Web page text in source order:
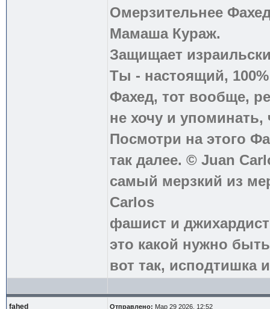
Омерзительнее
Мамаша Кураж.
Защищает
Ты - настоящий,
Фахед, тот вообще,
не хочу и
Посмотри на этого
так далее. © Juan
самый мерзкий из
Carlos
фашист и
это какой нужно
вот так, исподтишка
fahed Отправлено: Мар 29 2026, 12:52